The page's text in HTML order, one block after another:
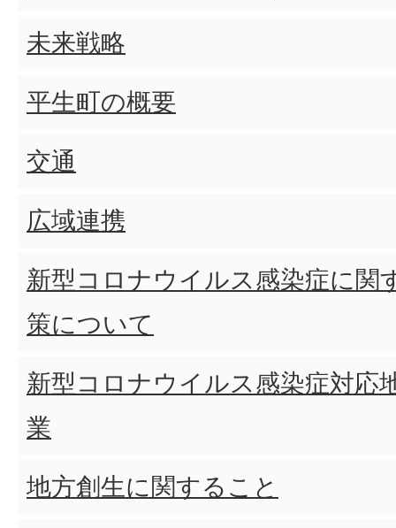
未来戦略
平生町の概要
交通
広域連携
新型コロナウイルス感染症に関
策について
新型コロナウイルス感染症対応
業
地方創生に関すること